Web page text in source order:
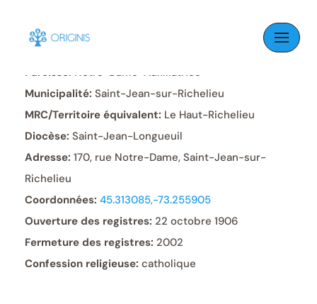
Skip
content
Paroisse: Notre-Dame-Auxiliatrice
Municipalité: Saint-Jean-sur-Richelieu
MRC/Territoire équivalent: Le Haut-Richelieu
Diocèse: Saint-Jean-Longueuil
Adresse: 170, rue Notre-Dame, Saint-Jean-sur-
Richelieu
Coordonnées: 45.313085,-73.255905
Ouverture des registres: 22 octobre 1906
Fermeture des registres: 2002
Confession religieuse: catholique